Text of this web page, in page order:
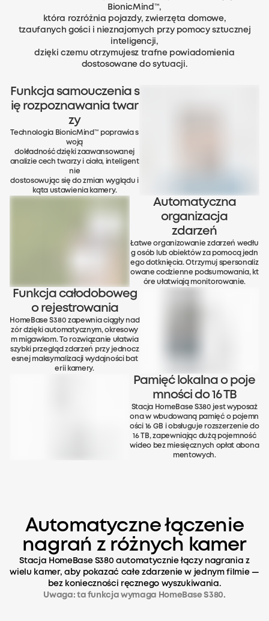
BionicMind™,
która rozróżnia pojazdy, zwierzęta domowe,
tzaufanych gości i nieznajomych przy pomocy sztucznej
inteligencji,
dzięki czemu otrzymujesz trafne powiadomienia
dostosowane do sytuacji.
Funkcja samouczenia s
ię rozpoznawania twar
zy
Technologia BionicMind™ poprawia s
woją
dokładność dzięki zaawansowanej
analizie cech twarzy i ciała, inteligent
nie
dostosowując się do zmian wyglądu i
kąta ustawienia kamery.
Automatyczna
organizacja
zdarzeń
Łatwe organizowanie zdarzeń wedłu
g osób lub obiektów za pomocą jedn
ego dotknięcia. Otrzymuj spersonaliz
owane codzienne podsumowania, kt
óre ułatwiają monitorowanie.
Funkcja całodoboweg
o rejestrowania
HomeBase S380 zapewnia ciągły nad
zór dzięki automatycznym, okresowy
m migawkom. To rozwiązanie ułatwia
szybki przegląd zdarzeń przy jednocz
esnej maksymalizacji wydajności bat
erii kamery.
Pamięć lokalna o poje
mności do 16 TB
Stacja HomeBase S380 jest wyposaż
ona w wbudowaną pamięć o pojemn
ości 16 GB i obsługuje rozszerzenie do
16 TB, zapewniając dużą pojemność
wideo bez miesięcznych opłat abona
mentowych.
Automatyczne łączenie
nagrań z różnych kamer
Stacja HomeBase S380 automatycznie łączy nagrania z
wielu kamer, aby pokazać całe zdarzenie w jednym filmie —
bez konieczności ręcznego wyszukiwania.
Uwaga: ta funkcja wymaga HomeBase S380.